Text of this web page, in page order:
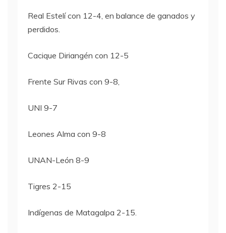
Real Estelí con 12-4, en balance de ganados y
perdidos.
Cacique Diriangén con 12-5
Frente Sur Rivas con 9-8,
UNI 9-7
Leones Alma con 9-8
UNAN-León 8-9
Tigres 2-15
Indígenas de Matagalpa 2-15.